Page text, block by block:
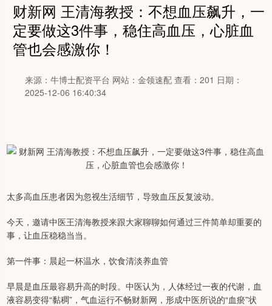
财新网 王清海教授：不想血压飙升，一
定要做这3件事，稳住高血压，心脏血
管也会感激你！
来源：牛博士配资平台 网站：金领速配 查看：201 日期：
2025-12-06 16:40:34
太多高血压患者因为忽视生活细节，导致血压反复波动。
今天，邀请中医王清海教授来跟大家聊聊如何通过三件简单却重要的
事，让血压稳稳当当。
第一件事：晨起一杯温水，饮食清淡养血管
早晨是血压最容易升高的时段。中医认为，人体经过一夜的代谢，血
液容易变得“黏稠”，气血运行不畅财新网，形成中医所说的“血瘀”状